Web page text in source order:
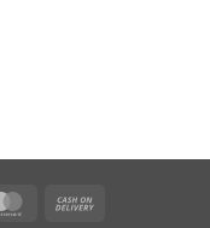
MasterCard